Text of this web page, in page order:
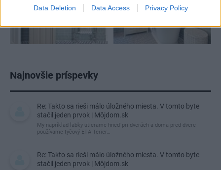
Data Deletion Data Access Privacy Policy
Najnovšie príspevky
Re: Takto sa rieši málo úložného miesta. V tomto byte
stačil jeden prvok | Môjdom.sk
My napríklad labky utierame hneď pri dverách a doma pred dvere
používame tyčový ETA Terier…
Re: Takto sa rieši málo úložného miesta. V tomto byte
stačil jeden prvok | Môjdom.sk